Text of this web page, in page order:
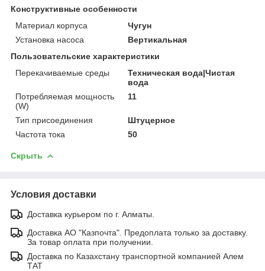
Конструктивные особенности
Материал корпуса
Чугун
Установка насоса
Вертикальная
Пользовательские характеристики
Перекачиваемые среды
Техническая вода|Чистая
вода
Потребляемая мощность
(W)
11
Тип присоединения
Штуцерное
Частота тока
50
Скрыть
Условия доставки
Доставка курьером по г. Алматы.
Доставка АО "Казпочта". Предоплата только за доставку.
За товар оплата при получении.
Доставка по Казахстану транспортной компанией Алем
ТАТ